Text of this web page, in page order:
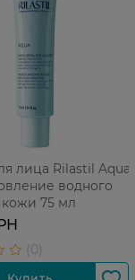
лица Rilastil Aqua
водного
кожи 75 мл